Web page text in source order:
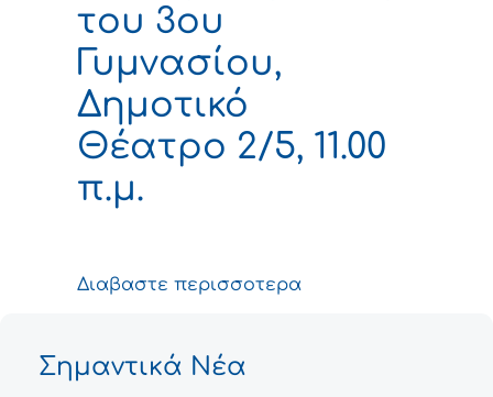
του 3ου
Γυμνασίου,
Δημοτικό
Θέατρο 2/5, 11.00
π.μ.
Διαβαστε περισσοτερα
Σημαντικά Νέα